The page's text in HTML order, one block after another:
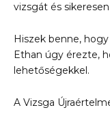
vizsgát és
Hiszek benne,
Ethan úgy érezte,
lehetőségekkel.
A Vizsga